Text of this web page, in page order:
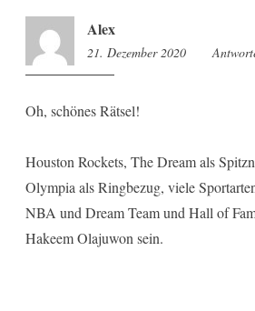
Alex
21. Dezember 2020 7:23
Oh, schönes Rätsel!
Houston Rockets, The Dream als
Olympia als Ringbezug, viele
NBA und Dream Team und Hall of
Hakeem Olajuwon sein.